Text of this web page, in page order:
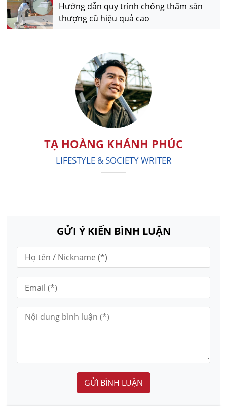
Hướng dẫn quy trình chống thấm sân
thượng cũ hiệu quả cao
TẠ HOÀNG KHÁNH PHÚC
LIFESTYLE & SOCIETY WRITER
GỬI Ý KIẾN BÌNH LUẬN
GỬI BÌNH LUẬN